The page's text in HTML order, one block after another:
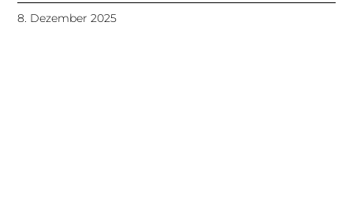
8. Dezember 2025